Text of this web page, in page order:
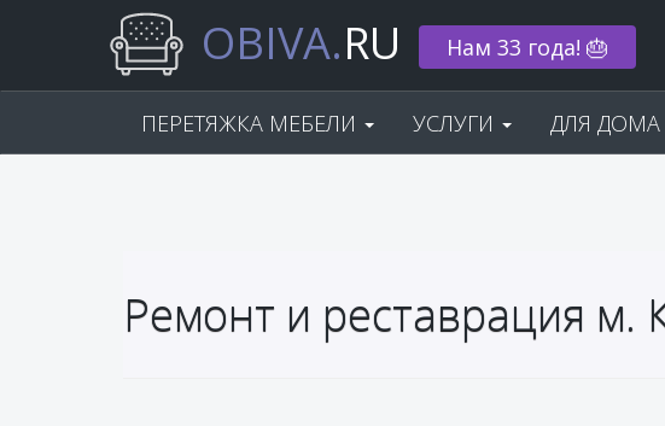
OBIVA.RU Нам 33 года! 🎂
ПЕРЕТЯЖКА МЕБЕЛИ УСЛУГИ ДЛЯ ДОМА
Ремонт и реставрация м.